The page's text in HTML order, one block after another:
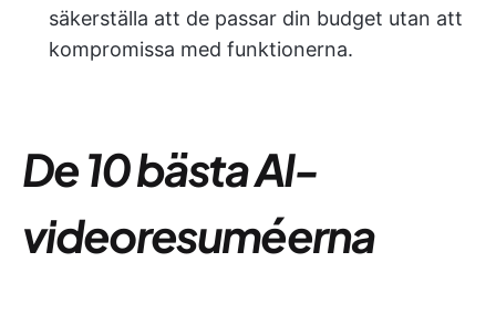
säkerställa att de passar din budget utan att
kompromissa med funktionerna.
De 10 bästa AI-
videoresuméerna